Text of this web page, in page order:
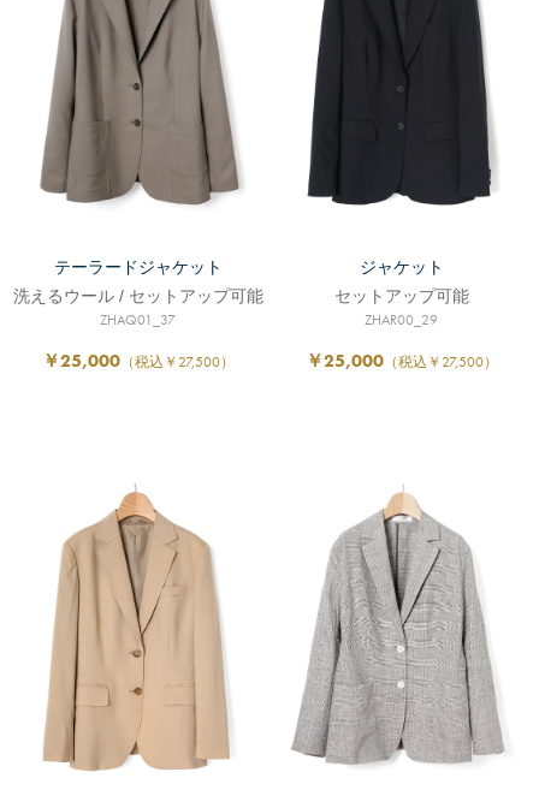
テーラードジャケット
洗えるウール / セットアップ可能
ZHAQ01_37
￥25,000（税込￥27,500）
ジャケット
セットアップ可能
ZHAR00_29
￥25,000（税込￥27,500）